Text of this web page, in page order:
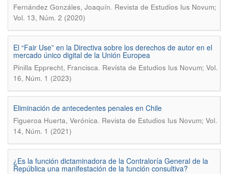
Fernández Gonzáles, Joaquín. Revista de Estudios Ius Novum;
Vol. 13, Núm. 2 (2020)
El “Fair Use” en la Directiva sobre los derechos de autor en el
mercado único digital de la Unión Europea
Pinilla Epprecht, Francisca. Revista de Estudios Ius Novum; Vol.
16, Núm. 1 (2023)
Eliminación de antecedentes penales en Chile
Figueroa Huerta, Verónica. Revista de Estudios Ius Novum; Vol.
14, Núm. 1 (2021)
¿Es la función dictaminadora de la Contraloría General de la
República una manifestación de la función consultiva?